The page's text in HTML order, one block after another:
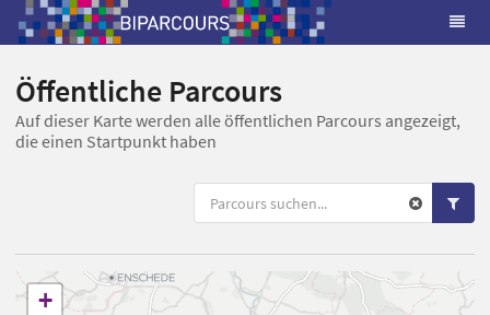
Öffentliche Parcours
Auf dieser Karte werden alle öffentlichen Parcours angezeigt,
die einen Startpunkt haben
+